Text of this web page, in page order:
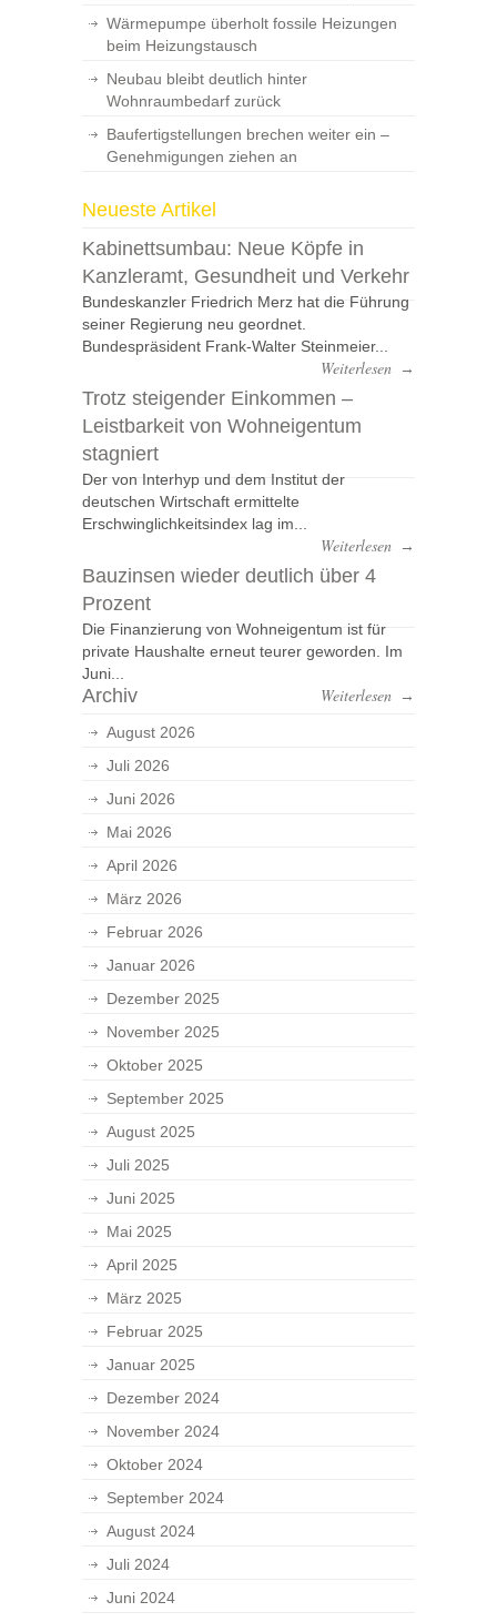
Wärmepumpe überholt fossile Heizungen
beim Heizungstausch
Neubau bleibt deutlich hinter
Wohnraumbedarf zurück
Baufertigstellungen brechen weiter ein –
Genehmigungen ziehen an
Neueste Artikel
Kabinettsumbau: Neue Köpfe in
Kanzleramt, Gesundheit und Verkehr
Bundeskanzler Friedrich Merz hat die Führung
seiner Regierung neu geordnet.
Bundespräsident Frank-Walter Steinmeier...
Weiterlesen →
Trotz steigender Einkommen –
Leistbarkeit von Wohneigentum
stagniert
Der von Interhyp und dem Institut der
deutschen Wirtschaft ermittelte
Erschwinglichkeitsindex lag im...
Weiterlesen →
Bauzinsen wieder deutlich über 4
Prozent
Die Finanzierung von Wohneigentum ist für
private Haushalte erneut teurer geworden. Im
Juni...
Weiterlesen →
Archiv
August 2026
Juli 2026
Juni 2026
Mai 2026
April 2026
März 2026
Februar 2026
Januar 2026
Dezember 2025
November 2025
Oktober 2025
September 2025
August 2025
Juli 2025
Juni 2025
Mai 2025
April 2025
März 2025
Februar 2025
Januar 2025
Dezember 2024
November 2024
Oktober 2024
September 2024
August 2024
Juli 2024
Juni 2024